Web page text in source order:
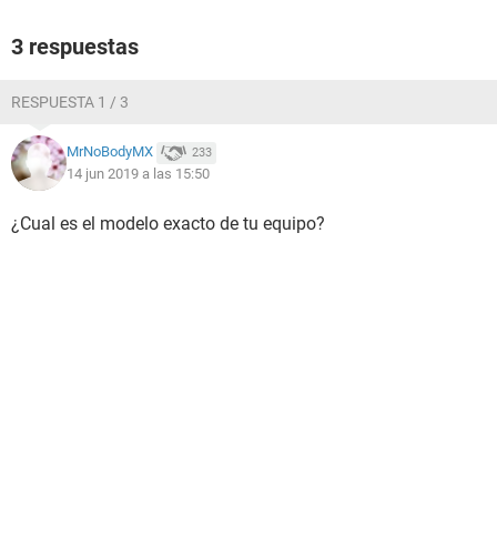
3 respuestas
RESPUESTA 1 / 3
MrNoBodyMX 233
14 jun 2019 a las 15:50
¿Cual es el modelo exacto de tu equipo?